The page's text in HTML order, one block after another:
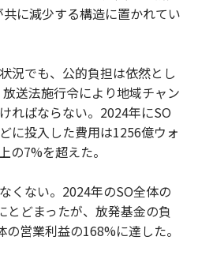
に減少する構造に置かれてい
況でも、公的負担は依然とし
送法施行令により地域チャン
ればならない。2024年にSO
に投入した費用は1256億ウォ
の7%を超えた。
くない。2024年のSO全体の
とどまったが、放発基金の負
営業利益の168%に達した。